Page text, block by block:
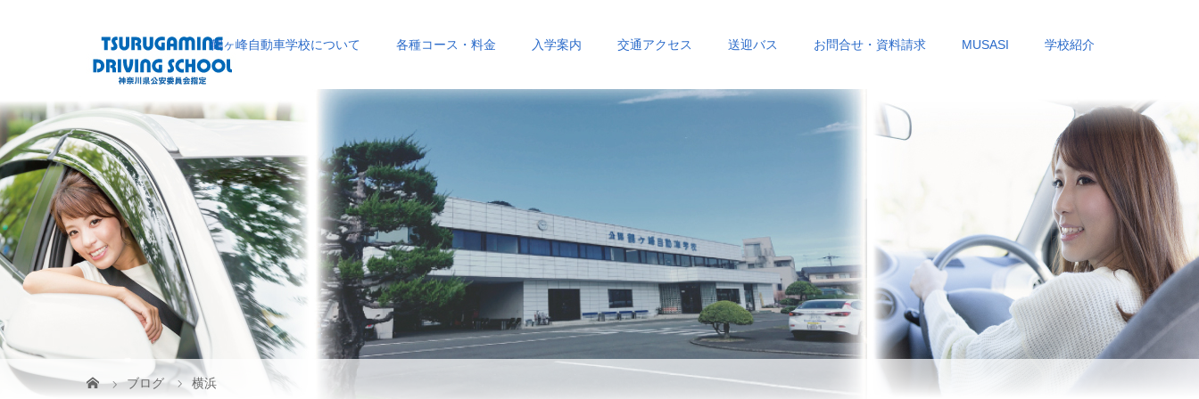
鶴ヶ峰自動車学校について 各種コース・料金 入学案内 交通アクセス 送迎バス お問合せ・資料請求 MUSASI 学校紹介
ブログ 横浜